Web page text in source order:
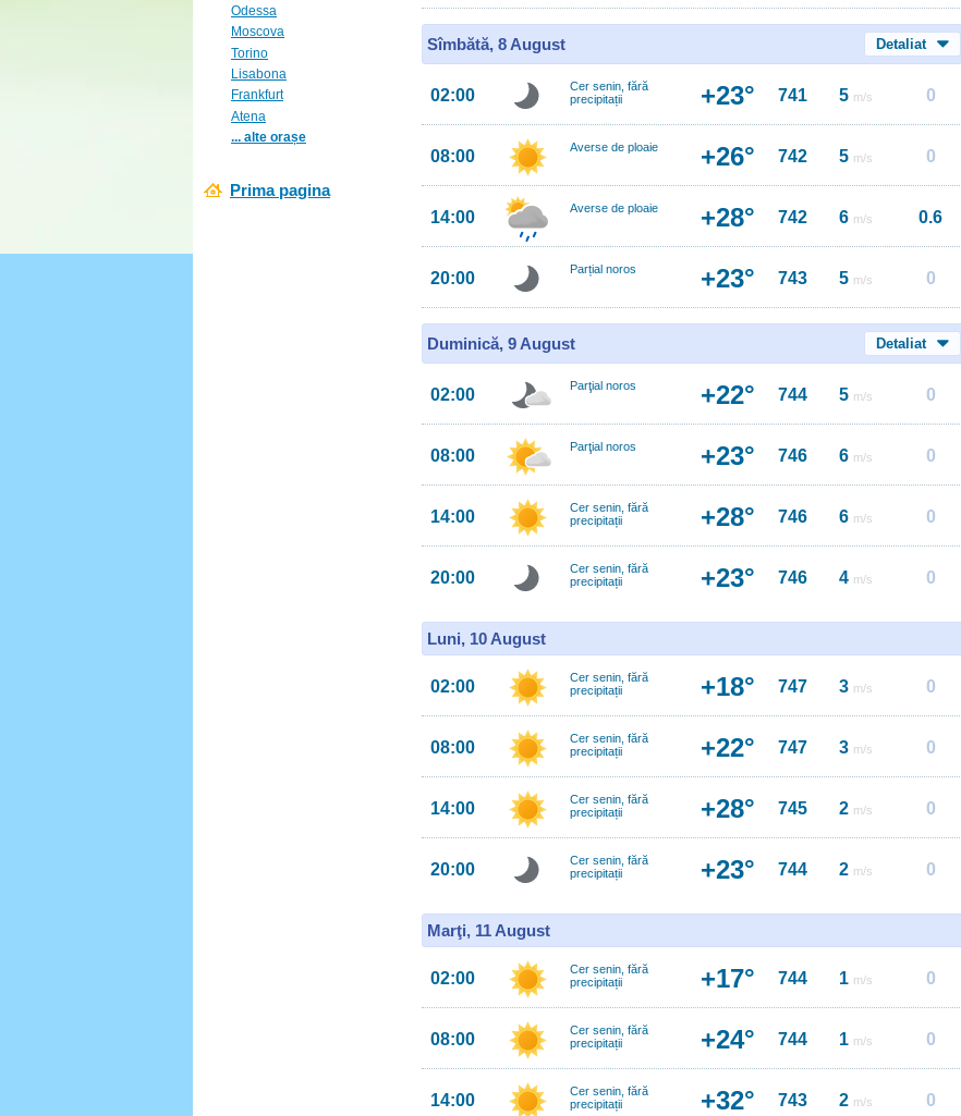
Odessa
Moscova
Torino
Lisabona
Frankfurt
Atena
... alte orașe
Prima pagina
Sîmbătă, 8 August Detaliat
02:00
Cer senin, fără
precipitații
+23° 741 5 m/s 0
08:00 Averse de ploaie +26° 742 5 m/s 0
14:00 Averse de ploaie +28° 742 6 m/s 0.6
20:00 Parțial noros +23° 743 5 m/s 0
Duminică, 9 August Detaliat
02:00 Parţial noros +22° 744 5 m/s 0
08:00 Parţial noros +23° 746 6 m/s 0
14:00
Cer senin, fără
precipitații
+28° 746 6 m/s 0
20:00
Cer senin, fără
precipitații
+23° 746 4 m/s 0
Luni, 10 August
02:00
Cer senin, fără
precipitații
+18° 747 3 m/s 0
08:00
Cer senin, fără
precipitații
+22° 747 3 m/s 0
14:00
Cer senin, fără
precipitații
+28° 745 2 m/s 0
20:00
Cer senin, fără
precipitații
+23° 744 2 m/s 0
Marţi, 11 August
02:00
Cer senin, fără
precipitații
+17° 744 1 m/s 0
08:00
Cer senin, fără
precipitații
+24° 744 1 m/s 0
14:00
Cer senin, fără
precipitații
+32° 743 2 m/s 0